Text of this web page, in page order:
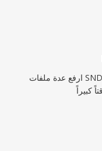
ارفع عدة ملفات SNDT وحوّلها جميعاً إلى FSSD دفعة واحدة.